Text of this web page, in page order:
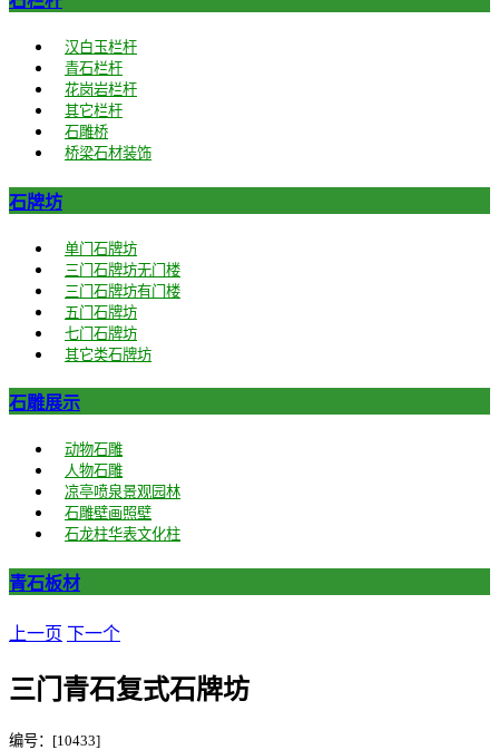
汉白玉栏杆
青石栏杆
花岗岩栏杆
其它栏杆
石雕桥
桥梁石材装饰
石牌坊
单门石牌坊
三门石牌坊无门楼
三门石牌坊有门楼
五门石牌坊
七门石牌坊
其它类石牌坊
石雕展示
动物石雕
人物石雕
凉亭喷泉景观园林
石雕壁画照壁
石龙柱华表文化柱
青石板材
上一页 下一个
三门青石复式石牌坊
编号：[10433]